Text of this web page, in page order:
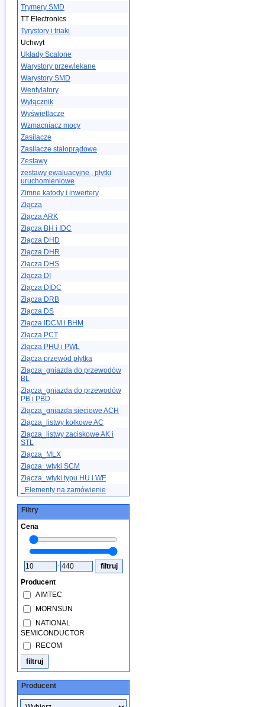
Trymery SMD
TT Electronics
Tyrystory i triaki
Uchwyt
Układy Scalone
Warystory przewlekane
Warystory SMD
Wentylatory
Wyłącznik
Wyświetlacze
Wzmacniacz mocy
Zasilacze
Zasilacze stałoprądowe
Zestawy
zestawy ewaluacyjne , płytki
uruchomieniowe
Zimne katody i inwertery
Złącza
Złącza ARK
Złącza BH i IDC
Złącza DHD
Złącza DHR
Złącza DHS
Złącza DI
Złącza DIDC
Złącza DRB
Złącza DS
Złącza IDCM i BHM
Złącza PCT
Złącza PHU i PWL
Złącza przewód płytka
Złącza_gniazda do przewodów
BL
Złącza_gniazda do przewodów
PB i PBD
Złącza_gniazda sieciowe ACH
Złącza_listwy kołkowe AC
Złącza_listwy zaciskowe AK i
STL
Złącza_MLX
Złącza_wtyki SCM
Złącza_wtyki typu HU i WF
_Elementy na zamówienie
Filtry
Cena
-
Producent
AIMTEC
MORNSUN
NATIONAL
SEMICONDUCTOR
RECOM
Producent